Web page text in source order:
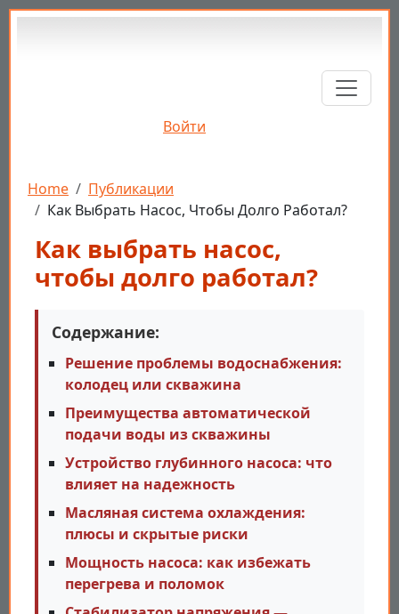
Перейти к основному содержанию
Войти
Строка навигации
Home
Публикации
Как Выбрать Насос, Чтобы Долго Работал?
Как выбрать насос,
чтобы долго работал?
Содержание:
Решение проблемы водоснабжения:
колодец или скважина
Преимущества автоматической
подачи воды из скважины
Устройство глубинного насоса: что
влияет на надежность
Масляная система охлаждения:
плюсы и скрытые риски
Мощность насоса: как избежать
перегрева и поломок